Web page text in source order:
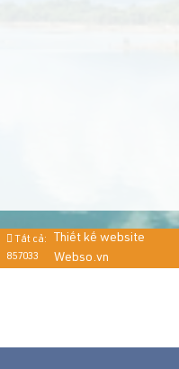
Tất cả:
857033
Thiết kế website
Webso.vn